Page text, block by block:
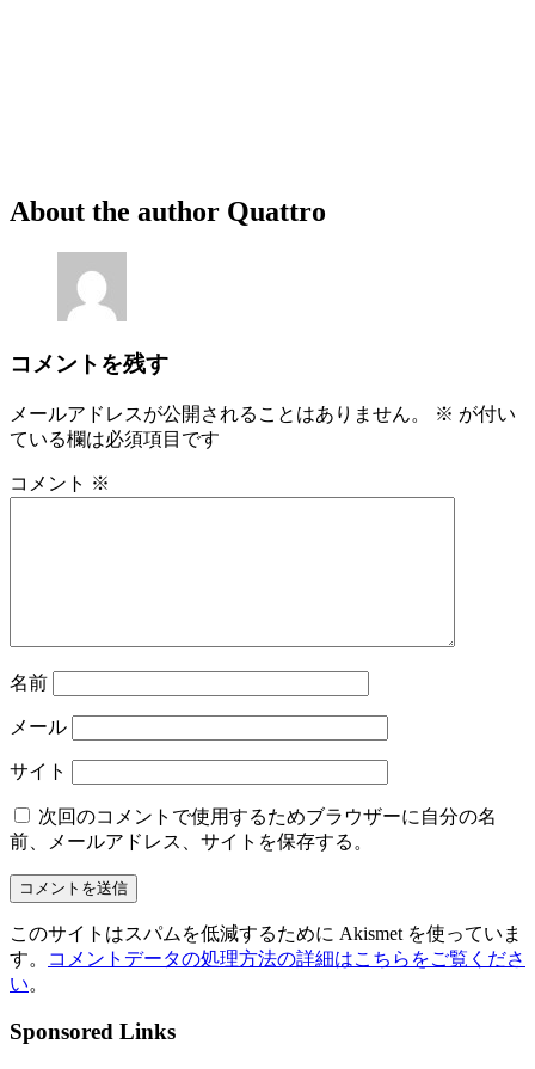
About the author Quattro
コメントを残す
メールアドレスが公開されることはありません。 ※ が付い
ている欄は必須項目です
コメント ※
名前
メール
サイト
次回のコメントで使用するためブラウザーに自分の名
前、メールアドレス、サイトを保存する。
このサイトはスパムを低減するために Akismet を使っていま
す。
コメントデータの処理方法の詳細はこちらをご覧くださ
い。
Sponsored Links